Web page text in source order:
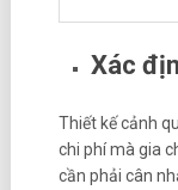
Xác
Thiết kế cảnh
chi phí mà gia
cần phải cân